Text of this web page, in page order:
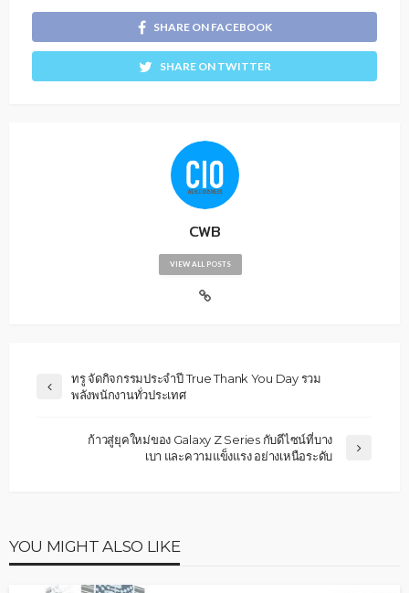
SHARE ON FACEBOOK
SHARE ON TWITTER
CWB
VIEW ALL POSTS
ทรู จัดกิจกรรมประจำปี True Thank You Day รวม
พลังพนักงานทั่วประเทศ
ก้าวสู่ยุคใหม่ของ Galaxy Z Series กับดีไซน์ที่บาง
เบา และความแข็งแรง อย่างเหนือระดับ
YOU MIGHT ALSO LIKE